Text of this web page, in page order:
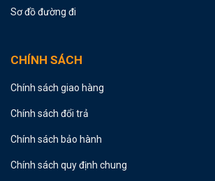
Sơ đồ đường đi
CHÍNH SÁCH
Chính sách giao hàng
Chính sách đổi trả
Chính sách bảo hành
Chính sách quy định chung